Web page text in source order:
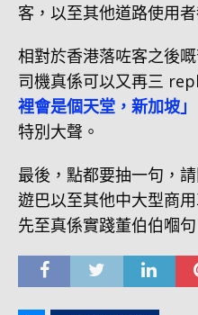
客，以至其他道路使用
相對於香港落咗客之後
司機真係可以又再三
裡會是個天堂，新加坡」
特別大聲。
最後，點都要抽一句，
遊巴以至其他中大型商
先至真係實踐董伯伯嗰